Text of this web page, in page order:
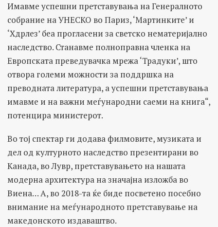
Имавме успешни претставувања на Генералното
собрание на УНЕСКО во Париз, ‘Мартинките’ и
‘Хдрлез’ беа прогласени за светско нематеријално
наследство. Станавме полноправна членка на
Европската преведувачка мрежа ‘Традуки’, што
отвора големи можности за поддршка на
преводната литература, а успешни претставувања
имавме и на важни меѓународни саеми на книга“,
потенцира министерот.
Во тој спектар ги додава филмовите, музиката и
дел од културното наследство презентирани во
Канада, во Лувр, претставувањето на нашата
модерна архитектура на значајна изложба во
Виена… А, во 2018-та ќе биде посветено посебно
внимание на меѓународното претставување на
македонското издаваштво.